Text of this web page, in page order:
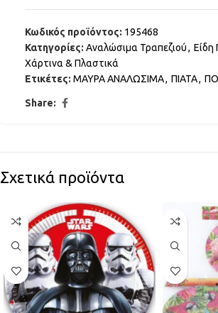
Κωδικός προϊόντος: 195468
Κατηγορίες: Αναλώσιμα Τραπεζιού, Είδη
Χάρτινα & Πλαστικά
Ετικέτες: ΜΑΥΡΑ ΑΝΑΛΩΣΙΜΑ, ΠΙΑΤΑ,
Share:
Σχετικά προϊόντα